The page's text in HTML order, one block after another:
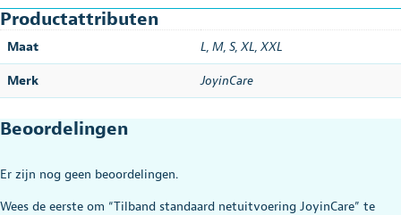
Productattributen
Maat L, M, S, XL, XXL
Merk JoyinCare
Beoordelingen
Er zijn nog geen beoordelingen.
Wees de eerste om “Tilband standaard netuitvoering JoyinCare” te